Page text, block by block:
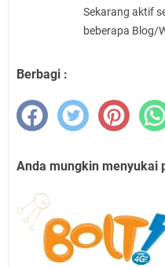
Sekarang aktif
beberapa Blog/
Berbagi :
Anda mungkin menyukai